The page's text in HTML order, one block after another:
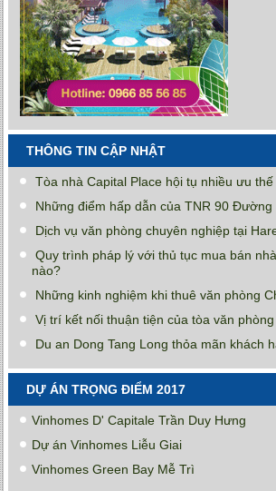
THÔNG TIN CẬP NHẬT
Tòa nhà Capital Place hội tụ nhiều ưu
Những điểm hấp dẫn của TNR 90 Đường
Dịch vụ văn phòng chuyên nghiệp tại
Quy trình pháp lý với thủ tục mua bán
nào?
Những kinh nghiệm khi thuê văn phòng
Vị trí kết nối thuận tiện của tòa văn
Du an Dong Tang Long thỏa mãn khách
DỰ ÁN TRỌNG ĐIỂM 2017
Vinhomes D' Capitale Trần Duy Hưng
Dự án Vinhomes Liễu Giai
Vinhomes Green Bay Mễ Trì